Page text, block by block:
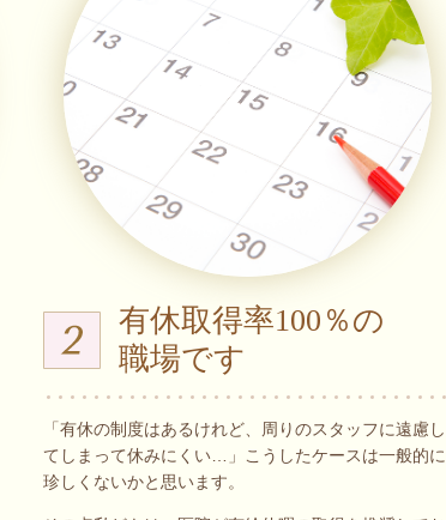
有休取得率100％の
職場です
「有休の制度はあるけれど、周りのスタッフに遠慮し
てしまって休みにくい…」こうしたケースは一般的に
珍しくないかと思います。